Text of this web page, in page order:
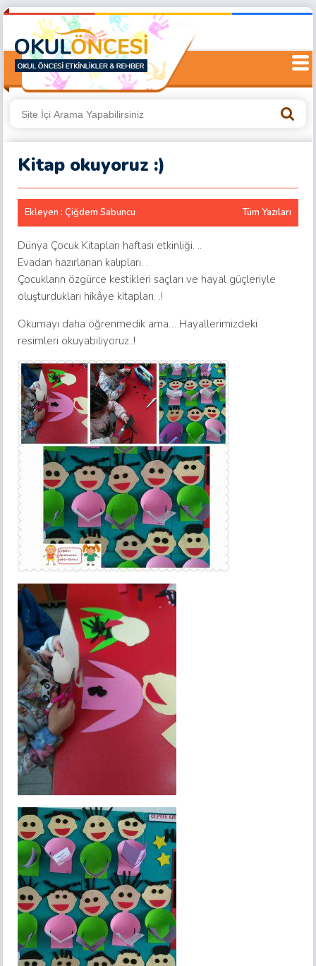
Kitap okuyoruz :)
Ekleyen : Çiğdem Sabuncu Tüm Yazıları
Dünya Çocuk Kitapları haftası etkinliği. ..
Evadan hazırlanan kalıpları. .
Çocukların özgürce kestikleri saçları ve hayal güçleriyle
oluşturdukları hikâye kitapları. .!
Okumayı daha öğrenmedik ama… Hayallerimizdeki
resimleri okuyabiliyoruz..!